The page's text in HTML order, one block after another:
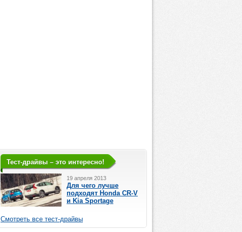
Тест-драйвы – это интересно!
19 апреля 2013
Для чего лучше
подходят Honda CR-V
и Kia Sportage
Смотреть все тест-драйвы